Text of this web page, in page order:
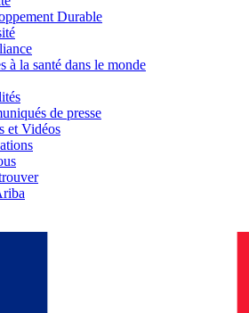
Durable
à la santé dans le monde
de presse
et Vidéos